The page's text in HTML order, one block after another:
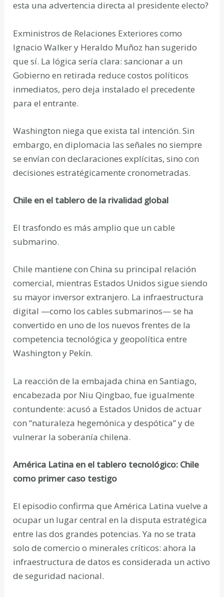
esta una advertencia directa al presidente electo?
Exministros de Relaciones Exteriores como
Ignacio Walker y Heraldo Muñoz han sugerido
que sí. La lógica sería clara: sancionar a un
Gobierno en retirada reduce costos políticos
inmediatos, pero deja instalado el precedente
para el entrante.
Washington niega que exista tal intención. Sin
embargo, en diplomacia las señales no siempre
se envían con declaraciones explícitas, sino con
decisiones estratégicamente cronometradas.
Chile en el tablero de la rivalidad global
El trasfondo es más amplio que un cable
submarino.
Chile mantiene con China su principal relación
comercial, mientras Estados Unidos sigue siendo
su mayor inversor extranjero. La infraestructura
digital —como los cables submarinos— se ha
convertido en uno de los nuevos frentes de la
competencia tecnológica y geopolítica entre
Washington y Pekín.
La reacción de la embajada china en Santiago,
encabezada por Niu Qingbao, fue igualmente
contundente: acusó a Estados Unidos de actuar
con “naturaleza hegemónica y despótica” y de
vulnerar la soberanía chilena.
América Latina en el tablero tecnológico: Chile
como primer caso testigo
El episodio confirma que América Latina vuelve a
ocupar un lugar central en la disputa estratégica
entre las dos grandes potencias. Ya no se trata
solo de comercio o minerales críticos: ahora la
infraestructura de datos es considerada un activo
de seguridad nacional.